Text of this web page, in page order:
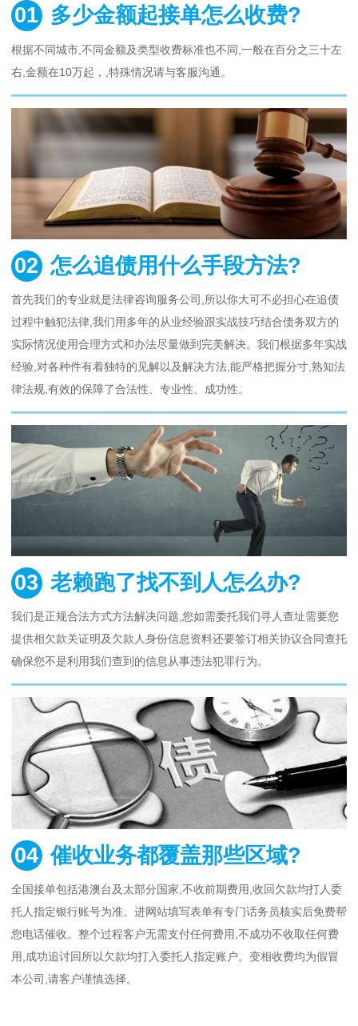
01 多少金额起接单怎么收费?
根据不同城市,不同金额及类型收费标准也不同,一般在百分之三十左
右,金额在10万起，,特殊情况请与客服沟通。
02 怎么追债用什么手段方法?
首先我们的专业就是法律咨询服务公司,所以你大可不必担心在追债
过程中触犯法律,我们用多年的从业经验跟实战技巧结合债务双方的
实际情况使用合理方式和办法尽量做到完美解决。我们根据多年实战
经验,对各种件有着独特的见解以及解决方法,能严格把握分寸,熟知法
律法规,有效的保障了合法性、专业性、成功性。
03 老赖跑了找不到人怎么办?
我们是正规合法方式方法解决问题,您如需委托我们寻人查址需要您
提供相欠款关证明及欠款人身份信息资料还要签订相关协议合同查托
确保您不是利用我们查到的信息从事违法犯罪行为。
04 催收业务都覆盖那些区域?
全国接单包括港澳台及太部分国家,不收前期费用,收回欠款均打人委
托人指定银行账号为准。进网站填写表单有专门话务员核实后免费帮
您电话催收。整个过程客户无需支付任何费用,不成功不收取任何费
用,成功追讨回所以欠款均打入委托人指定账户。变相收费均为假冒
本公司,请客户谨慎选择。